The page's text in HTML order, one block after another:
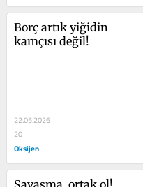
Borç artık yiğidin
kamçısı değil!
22.05.2026
20
Oksijen